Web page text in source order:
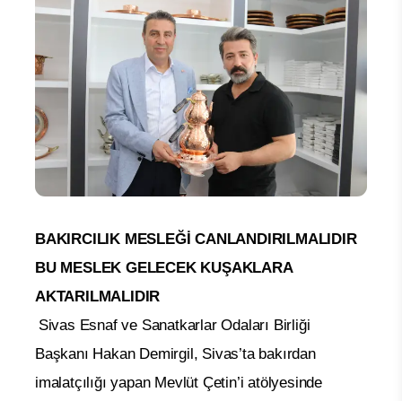
BAKIRCILIK MESLEĞİ CANLANDIRILMALIDIR
BU MESLEK GELECEK KUŞAKLARA
AKTARILMALIDIR
Sivas Esnaf ve Sanatkarlar Odaları Birliği
Başkanı Hakan Demirgil, Sivas’ta bakırdan
imalatçılığı yapan Mevlüt Çetin’i atölyesinde